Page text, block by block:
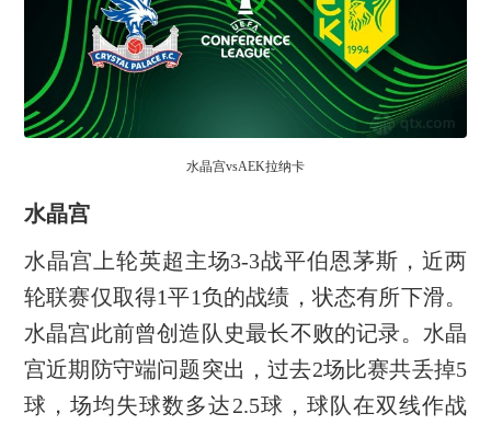
水晶宫vsAEK拉纳卡
水晶宫
水晶宫上轮英超主场3-3战平伯恩茅斯，近两
轮联赛仅取得1平1负的战绩，状态有所下滑。
水晶宫此前曾创造队史最长不败的记录。水晶
宫近期防守端问题突出，过去2场比赛共丢掉5
球，场均失球数多达2.5球，球队在双线作战